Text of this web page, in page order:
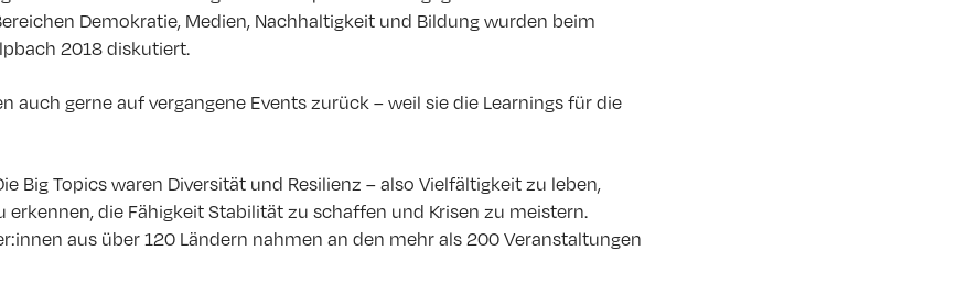
Demokratie, Medien, Nachhaltigkeit und Bildung wurden beim
2018 diskutiert.
auch gerne auf vergangene Events zurück – weil sie die Learnings für die
Big Topics waren Diversität und Resilienz – also Vielfältigkeit zu leben,
erkennen, die Fähigkeit Stabilität zu schaffen und Krisen zu meistern.
aus über 120 Ländern nahmen an den mehr als 200 Veranstaltungen